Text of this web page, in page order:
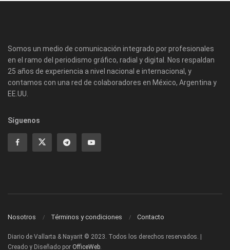
Somos un medio de comunicación integrado por profesionales
en el ramo del periodismo gráfico, radial y digital. Nos respaldan
25 años de experiencia a nivel nacional e internacional, y
contamos con una red de colaboradores en México, Argentina y
EE.UU.
Síguenos
Nosotros Términos y condiciones Contacto
Diario de Vallarta & Nayarit © 2023. Todos los derechos reservados. |
Creado y Diseñado por OfficeWeb.